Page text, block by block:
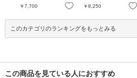
お気に入り
5g
￥7,700 お気に入り
満 -KIRAMEKIMITASH
I / 6.2g
￥8,250
このカテゴリのランキングをもっとみる
この商品を見ている人におすすめ